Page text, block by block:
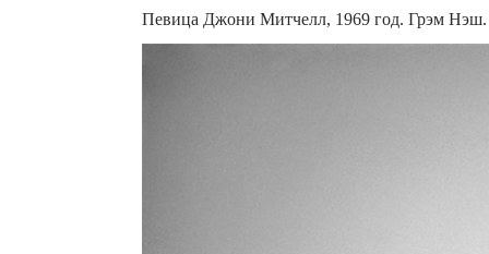
Певица Джони Митчелл, 1969 год. Грэм Нэш.